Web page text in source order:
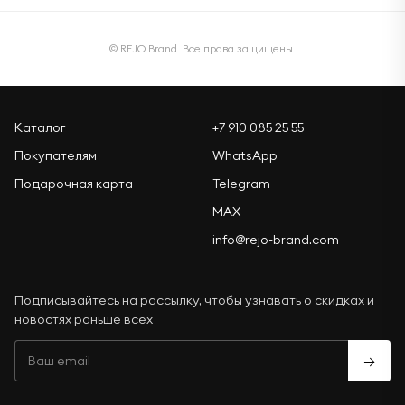
© REJO Brand. Все права защищены.
Каталог
Покупателям
Подарочная карта
+7 910 085 25 55
WhatsApp
Telegram
MAX
info@rejo-brand.com
Подписывайтесь на рассылку, чтобы узнавать о скидках и
новостях раньше всех
→